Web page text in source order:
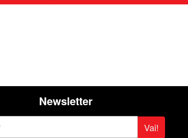
Newsletter
Vai!